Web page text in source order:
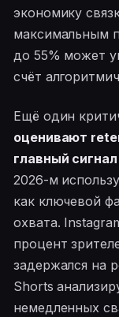
экономику
максимальным
до 55% может
счёт
Ещё один
оценивают
главный
2026-м
как ключевой
охвата.
процент
задержался на
Shorts
немедленных